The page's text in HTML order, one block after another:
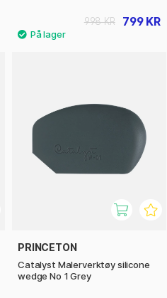
799 KR
998 KR
PRINCETON
Catalyst Malerverktøy silicone
wedge No 1 Grey